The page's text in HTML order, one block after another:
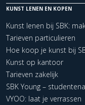
KUNST LENEN EN KOPEN
Kunst lenen bij SBK:
Tarieven particulieren
Hoe koop je kunst bij
Kunst op kantoor
Tarieven zakelijk
SBK Young –
VYOO: laat je verrassen